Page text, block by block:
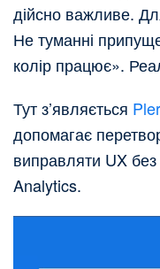
дійсно важливе.
Не туманні
колір працює».
Тут з’являється
допомагає
виправляти UX
Analytics.